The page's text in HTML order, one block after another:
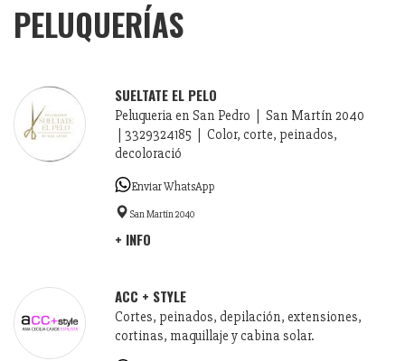
PELUQUERÍAS
SUELTATE EL PELO
Peluqueria en San Pedro | San Martín 2040
| 3329324185 | Color, corte, peinados,
decoloració
Enviar WhatsApp
San Martín 2040
+ INFO
ACC + STYLE
Cortes, peinados, depilación, extensiones,
cortinas, maquillaje y cabina solar.